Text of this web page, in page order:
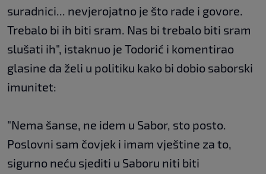
suradnici... nevjerojatno je što rade i govore.
Trebalo bi ih biti sram. Nas bi trebalo biti sram
slušati ih", istaknuo je Todorić i komentirao
glasine da želi u politiku kako bi dobio saborski
imunitet:
"Nema šanse, ne idem u Sabor, sto posto.
Poslovni sam čovjek i imam vještine za to,
sigurno neću sjediti u Saboru niti biti